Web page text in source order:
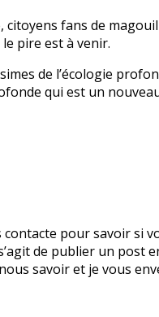
fans de
pire est à venir.
de l’écologie
qui est un
contacte pour savoir si
de publier un post
savoir et je vous